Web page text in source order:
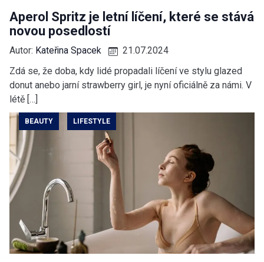
Aperol Spritz je letní líčení, které se stává
novou posedlostí
Autor: Kateřina Spacek
21.07.2024
Zdá se, že doba, kdy lidé propadali líčení ve stylu glazed
donut anebo jarní strawberry girl, je nyní oficiálně za námi. V
létě […]
BEAUTY LIFESTYLE